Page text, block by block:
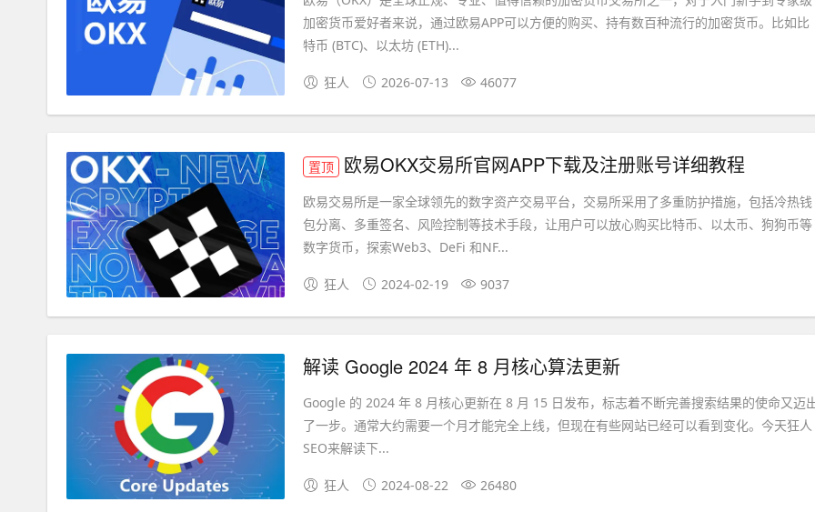
加密货币爱好者来说，通过欧易APP可以方便的购买、持有数百种流行的加密货币。比如比
特币 (BTC)、以太坊 (ETH)...
狂人 2026-07-13 46077
置顶 欧易OKX交易所官网APP下载及注册账号详细教程
欧易交易所是一家全球领先的数字资产交易平台，交易所采用了多重防护措施，包括冷热钱
包分离、多重签名、风险控制等技术手段，让用户可以放心购买比特币、以太币、狗狗币等
数字货币，探索Web3、DeFi 和NF...
狂人 2024-02-19 9037
解读 Google 2024 年 8 月核心算法更新
Google 的 2024 年 8 月核心更新在 8 月 15 日发布，标志着不断完善搜索结果的使命又迈
了一步。通常大约需要一个月才能完全上线，但现在有些网站已经可以看到变化。今天狂人
SEO来解读下...
狂人 2024-08-22 26480